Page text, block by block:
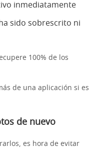
inmediatamente
sido sobrescrito ni
100% de los
de una aplicación si es
de nuevo
es hora de evitar